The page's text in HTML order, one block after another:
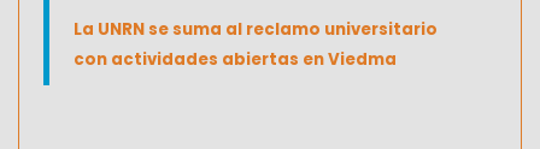
La UNRN se suma al reclamo universitario
con actividades abiertas en Viedma